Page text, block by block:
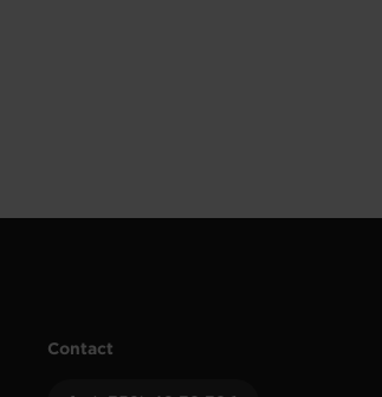
Contact